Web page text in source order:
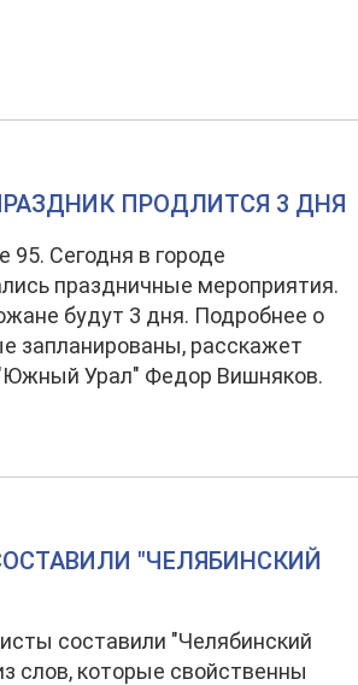
ПРОДЛИТСЯ 3 ДНЯ
95. Сегодня в городе
праздничные мероприятия.
будут 3 дня. Подробнее о
запланированы, расскажет
Урал" Федор Вишняков.
"ЧЕЛЯБИНСКИЙ
составили "Челябинский
слов, которые свойственны